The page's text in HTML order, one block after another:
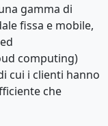
gamma di
fissa e mobile,
computing)
cui i clienti hanno
che